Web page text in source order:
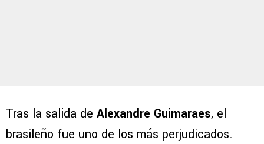
Tras la salida de Alexandre Guimaraes, el
brasileño fue uno de los más perjudicados.